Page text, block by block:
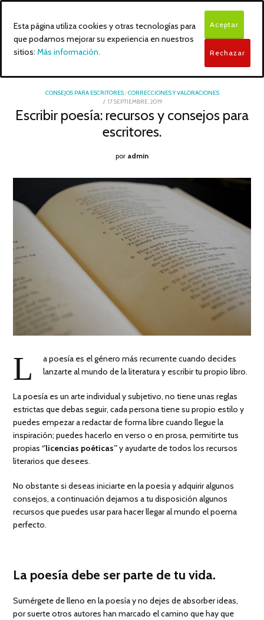
CONSEJOS PARA ESCRITORES/CORRECCIONES Y VALORACIONES
POSTED
17 SEPTIEMBRE, 2019
Escribir poesía: recursos y consejos para
escritores.
por admin
L
a poesía es el género más recurrente cuando decides
lanzarte al mundo de la literatura y escribir tu propio libro.
La poesía es un arte individual y subjetivo, no tiene unas reglas
estrictas que debas seguir, cada persona tiene su propio estilo y
puedes empezar a redactar de forma libre cuando llegue la
inspiración; puedes hacerlo en verso o en prosa, permitirte tus
propias ‘’licencias poéticas’’y ayudarte de todos los recursos
literarios que desees.
No obstante si deseas iniciarte en la poesía y adquirir algunos
consejos, a continuación dejamos a tu disposición algunos
recursos que puedes usar para hacer llegar al mundo el poema
perfecto.
La poesía debe ser parte de tu vida.
Sumérgete de lleno en la poesía y no dejes de absorber ideas,
por suerte otros autores han marcado el camino que hay que
Esta página utiliza cookies y otras tecnologías para
que podamos mejorar su experiencia en nuestros
sitios: Más información.
Aceptar
Rechazar